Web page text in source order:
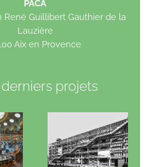
PACA
René Guillibert Gauthier de la
Lauzière
Aix en Provence
projets